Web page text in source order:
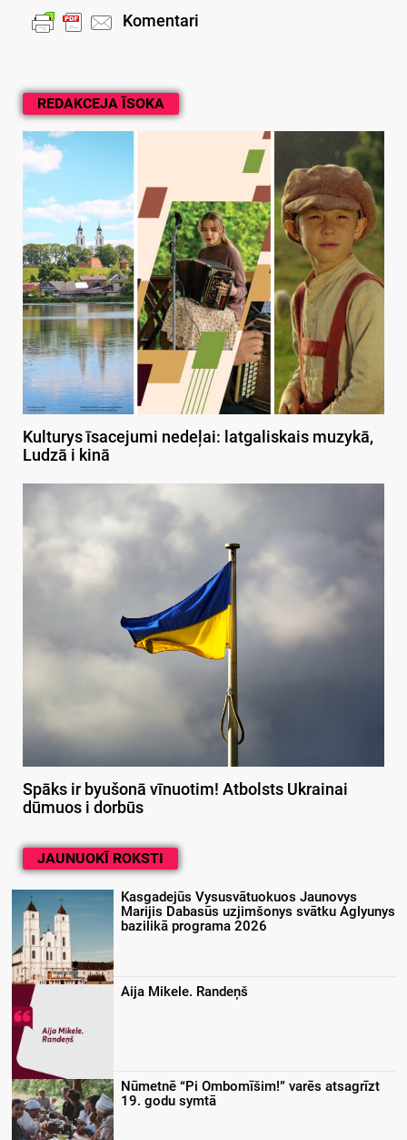
REDAKCEJA ĪSOKA
Kulturys īsacejumi nedeļai: latgaliskais muzykā,
Ludzā i kinā
Spāks ir byušonā vīnuotim! Atbolsts Ukrainai
dūmuos i dorbūs
Komentari
JAUNUOKĪ ROKSTI
Kasgadejūs Vysusvātuokuos Jaunovys
Marijis Dabasūs uzjimšonys svātku Aglyunys
bazilikā programa 2026
Aija Mikele. Randeņš
Nūmetnē “Pi Ombomīšim!” varēs atsagrīzt
19. godu symtā